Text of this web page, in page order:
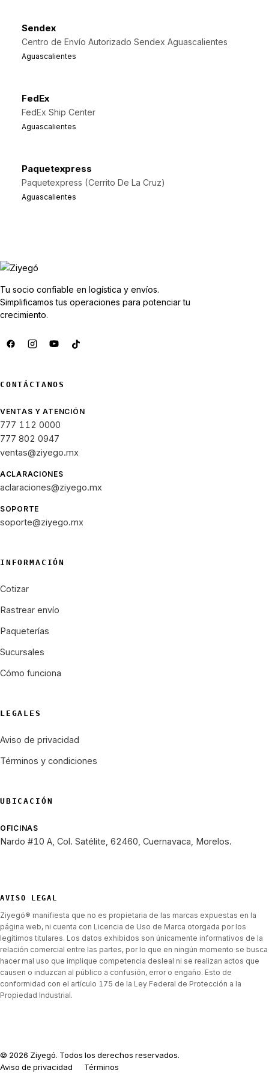
Sendex
Centro de Envío Autorizado Sendex Aguascalientes
Aguascalientes
FedEx
FedEx Ship Center
Aguascalientes
Paquetexpress
Paquetexpress (Cerrito De La Cruz)
Aguascalientes
Tu socio confiable en logística y envíos.
Simplificamos tus operaciones para potenciar tu
crecimiento.
CONTÁCTANOS
VENTAS Y ATENCIÓN
777 112 0000
777 802 0947
ventas@ziyego.mx
ACLARACIONES
aclaraciones@ziyego.mx
SOPORTE
soporte@ziyego.mx
INFORMACIÓN
Cotizar
Rastrear envío
Paqueterías
Sucursales
Cómo funciona
LEGALES
Aviso de privacidad
Términos y condiciones
UBICACIÓN
OFICINAS
Nardo #10 A, Col. Satélite, 62460, Cuernavaca, Morelos.
AVISO LEGAL
Ziyegó® manifiesta que no es propietaria de las marcas expuestas en la
página web, ni cuenta con Licencia de Uso de Marca otorgada por los
legítimos titulares. Los datos exhibidos son únicamente informativos de la
relación comercial entre las partes, por lo que en ningún momento se busca
hacer mal uso que implique competencia desleal ni se realizan actos que
causen o induzcan al público a confusión, error o engaño. Esto de
conformidad con el artículo 175 de la Ley Federal de Protección a la
Propiedad Industrial.
© 2026 Ziyegó. Todos los derechos reservados.
Aviso de privacidad
Términos